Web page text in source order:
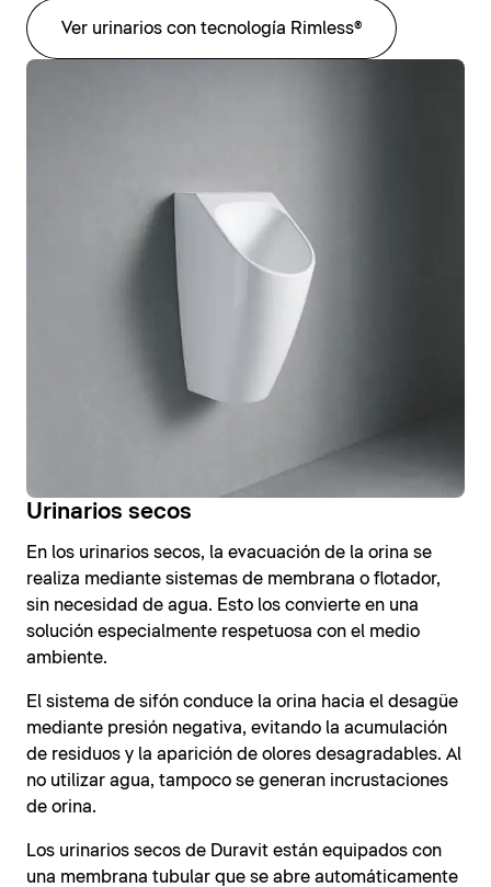
Ver urinarios con tecnología Rimless®
Urinarios secos
En los urinarios secos, la evacuación de la orina se
realiza mediante sistemas de membrana o flotador,
sin necesidad de agua. Esto los convierte en una
solución especialmente respetuosa con el medio
ambiente.
El sistema de sifón conduce la orina hacia el desagüe
mediante presión negativa, evitando la acumulación
de residuos y la aparición de olores desagradables. Al
no utilizar agua, tampoco se generan incrustaciones
de orina.
Los urinarios secos de Duravit están equipados con
una membrana tubular que se abre automáticamente